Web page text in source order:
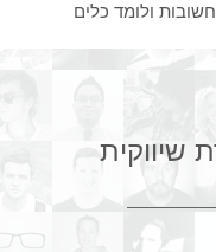
ולומד כלים